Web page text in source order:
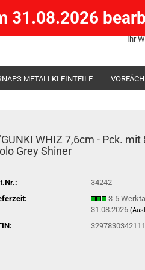
) Kundenlogin
Ihr
31.08.2026
METALLKLEINTEILE
WHIZ 7,6cm - Pck. mit
Grey Shiner
34242
3-5
31.08.2026
3297830342111